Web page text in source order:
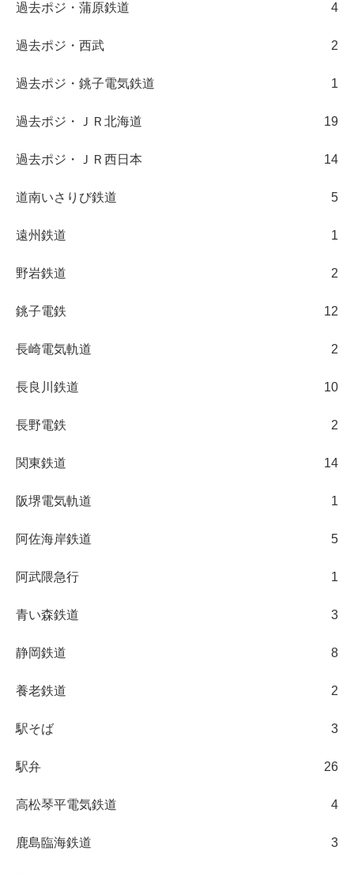
過去ポジ・蒲原鉄道 4
過去ポジ・西武 2
過去ポジ・銚子電気鉄道 1
過去ポジ・ＪＲ北海道 19
過去ポジ・ＪＲ西日本 14
道南いさりび鉄道 5
遠州鉄道 1
野岩鉄道 2
銚子電鉄 12
長崎電気軌道 2
長良川鉄道 10
長野電鉄 2
関東鉄道 14
阪堺電気軌道 1
阿佐海岸鉄道 5
阿武隈急行 1
青い森鉄道 3
静岡鉄道 8
養老鉄道 2
駅そば 3
駅弁 26
高松琴平電気鉄道 4
鹿島臨海鉄道 3